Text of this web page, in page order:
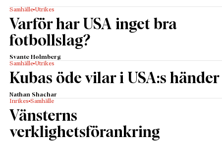
Samhälle Utrikes
Varför har USA inget bra
fotbollslag?
Svante Holmberg
Samhälle Utrikes
Kubas öde vilar i USA:s händer
Nathan Shachar
Inrikes Samhälle
Vänsterns
verklighetsförankring